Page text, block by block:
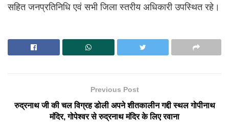
सहित जनप्रतिनिधि एवं सभी जिला स्तरीय अधिकारी उपस्थित रहे।
Previous Post
रुद्रनाथ जी की चल विग्रह डोली अपने शीतकालीन गद्दी स्थल गोपीनाथ
मंदिर, गोपेश्वर से रुद्रनाथ मंदिर के लिए रवाना